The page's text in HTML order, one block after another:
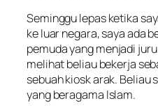
Seminggu lepas ketika
ke luar negara, saya ada
pemuda yang menjadi
melihat beliau bekerja
sebuah kiosk arak. Beliau
yang beragama Islam.